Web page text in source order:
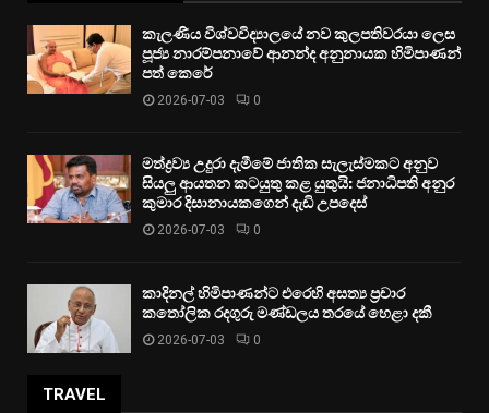
කැලණිය විශ්වවිද්‍යාලයේ නව කුලපතිවරයා ලෙස
පූජ්‍ය නාරම්පනාවේ ආනන්ද අනුනායක හිමිපාණන්
පත් කෙරේ
2026-07-03 0
මත්ද්‍රව්‍ය උදුරා දැමීමේ ජාතික සැලැස්මකට අනුව
සියලු ආයතන කටයුතු කළ යුතුයි: ජනාධිපති අනුර
කුමාර දිසානායකගෙන් දැඩි උපදෙස්
2026-07-03 0
කාදිනල් හිමිපාණන්ට එරෙහි අසත්‍ය ප්‍රචාර
කතෝලික රදගුරු මණ්ඩලය තරයේ හෙළා දකී
2026-07-03 0
TRAVEL